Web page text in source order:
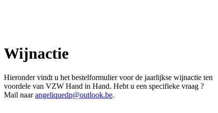
Wijnactie
Hieronder vindt u het bestelformulier voor de jaarlijkse wijnactie ten
voordele van VZW Hand in Hand. Hebt u een specifieke vraag ?
Mail naar angeliquedp@outlook.be.